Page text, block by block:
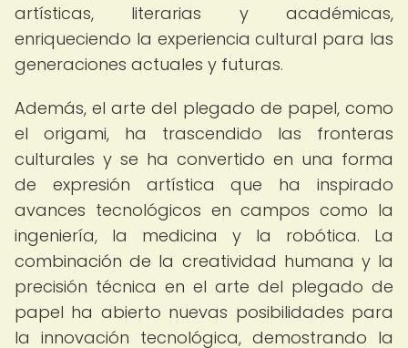
artísticas, literarias y académicas,
enriqueciendo la experiencia cultural para las
generaciones actuales y futuras.
Además, el arte del plegado de papel, como
el origami, ha trascendido las fronteras
culturales y se ha convertido en una forma
de expresión artística que ha inspirado
avances tecnológicos en campos como la
ingeniería, la medicina y la robótica. La
combinación de la creatividad humana y la
precisión técnica en el arte del plegado de
papel ha abierto nuevas posibilidades para
la innovación tecnológica, demostrando la